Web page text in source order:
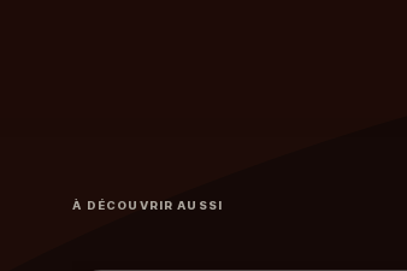
À DÉCOUVRIR AUSSI